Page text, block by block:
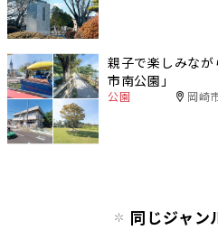
親子で楽しみな
市南公園」
公園 岡崎
同じジャン